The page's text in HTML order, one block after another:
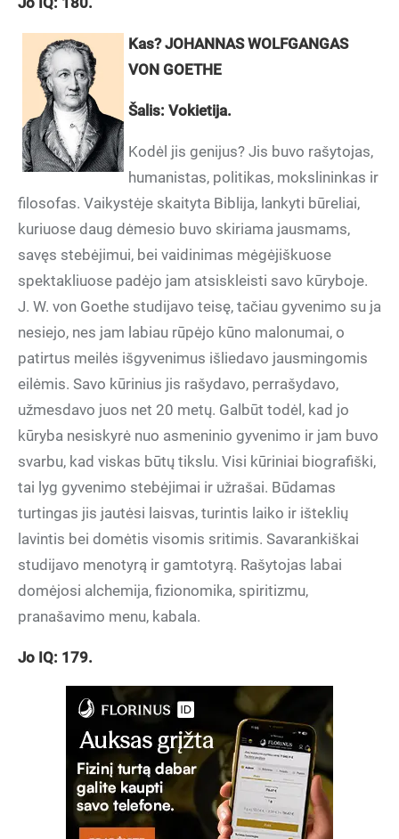
Kas? JOHANNAS WOLFGANGAS
VON GOETHE
Šalis: Vokietija.
Kodėl jis genijus? Jis buvo rašytojas,
humanistas, politikas, mokslininkas ir
filosofas. Vaikystėje skaityta Biblija, lankyti būreliai,
kuriuose daug dėmesio buvo skiriama jausmams,
savęs stebėjimui, bei vaidinimas mėgėjiškuose
spektakliuose padėjo jam atsiskleisti savo kūryboje.
J. W. von Goethe studijavo teisę, tačiau gyvenimo su ja
nesiejo, nes jam labiau rūpėjo kūno malonumai, o
patirtus meilės išgyvenimus išliedavo jausmingomis
eilėmis. Savo kūrinius jis rašydavo, perrašydavo,
užmesdavo juos net 20 metų. Galbūt todėl, kad jo
kūryba nesiskyrė nuo asmeninio gyvenimo ir jam buvo
svarbu, kad viskas būtų tikslu. Visi kūriniai biografiški,
tai lyg gyvenimo stebėjimai ir užrašai. Būdamas
turtingas jis jautėsi laisvas, turintis laiko ir išteklių
lavintis bei domėtis visomis sritimis. Savarankiškai
studijavo menotyrą ir gamtotyrą. Rašytojas labai
domėjosi alchemija, fizionomika, spiritizmu,
pranašavimo menu, kabala.
Jo IQ: 179.